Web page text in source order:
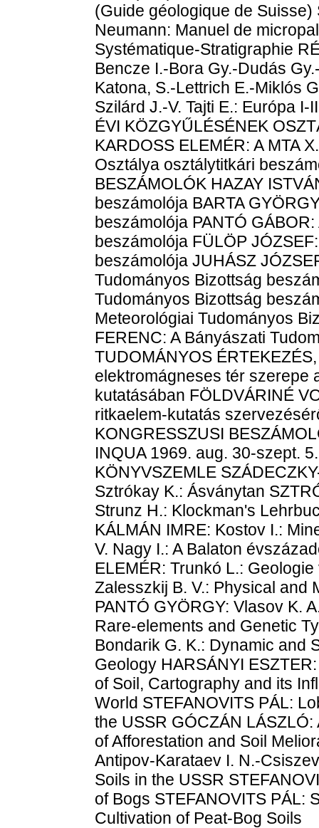
(Guide géologique de Suisse)
Neumann: Manuel de
Systématique-Stratigraphie
Bencze I.-Bora Gy.-Dudás
Katona, S.-Lettrich E.-Miklós
Szilárd J.-V. Tajti E.: Európa I-
ÉVI KÖZGYŰLÉSÉNEK
KARDOSS ELEMÉR: A MTA
Osztálya osztálytitkári
BESZÁMOLÓK HAZAY
beszámolója BARTA
beszámolója PANTÓ
beszámolója FÜLÖP
beszámolója JUHÁSZ
Tudományos Bizottság
Tudományos Bizottság
Meteorológiai Tudományos
FERENC: A Bányászati
TUDOMÁNYOS
elektromágneses tér szerepe
kutatásában FÖLDVÁRINÉ
ritkaelem-kutatás
KONGRESSZUSI
INQUA 1969. aug. 30-szept.
KÖNYVSZEMLE
Sztrókay K.: Ásványtan
Strunz H.: Klockman's
KÁLMÁN IMRE: Kostov I.:
V. Nagy I.: A Balaton
ELEMÉR: Trunkó L.:
Zalesszkij B. V.: Physical and
PANTÓ GYÖRGY: Vlasov K.
Rare-elements and Genetic
Bondarik G. K.: Dynamic and
Geology HARSÁNYI
of Soil, Cartography and its
World STEFANOVITS PÁL:
the USSR GÓCZÁN
of Afforestation and Soil
Antipov-Karataev I. N.-
Soils in the USSR
of Bogs STEFANOVITS PÁL:
Cultivation of Peat-Bog Soils